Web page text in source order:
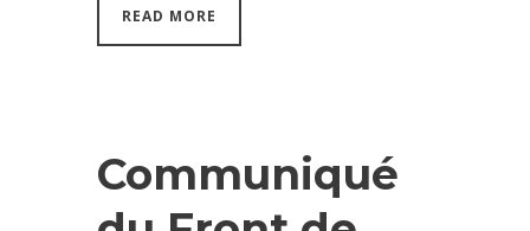
READ MORE
Communiqué